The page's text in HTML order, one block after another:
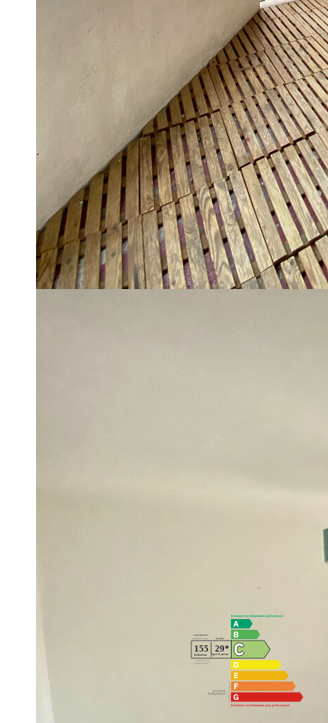
*** NOUVEAUTE - EXCLUSIVITE ***
TOULON - LA RODE IMMEUBLE LE PERROQUET
293 rue Henri Poincaré
SITUE AU 5EME ETAGE AVEC ASCENSEUR, BEL
D'ENVIRON 5,70 M² ET COMPRENANT UN SEJOUR
HOTTE, FOUR, LAVE-VAISSELLE), UNE CHAMBRE AVEC
VITRAGE DONNANT SUR LE BALCON, SALLE D'EAU,
LAVER), TOILETTES INDEPENDANTS.
UNE PLACE DE PARKING PRIVATIVE EN SOUS-SOL
LIBRE AU 15/02/2026
REVENUS MINIMUM EXIGES : 2290 EUROS / MOIS